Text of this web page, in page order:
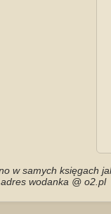
w samych księgach
wodanka @ o2.pl